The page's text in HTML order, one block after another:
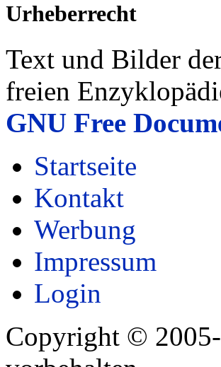
Urheberrecht
Text und Bilder
freien
GNU Free
Startseite
Kontakt
Werbung
Impressum
Login
Copyright ©